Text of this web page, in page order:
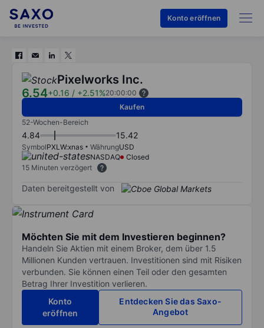
Konto eröffnen
Pixelworks Inc.
6.54+0.16 / +2.51%20:00:00
Kaufen
52-Wochen-Bereich
4.84 15.42
SymbolPXLW:xnas WährungUSD
NASDAQ
Closed
15 Minuten verzögert
Daten bereitgestellt von
Möchten Sie mit dem Investieren beginnen?
Handeln Sie Aktien mit einem Broker, dem über 1.5
Millionen Kunden vertrauen. Investitionen sind mit Risiken
verbunden. Sie können einen Teil oder den gesamten
Betrag Ihrer Investition verlieren.
Konto
eröffnen
Entdecken Sie das Saxo-
Angebot